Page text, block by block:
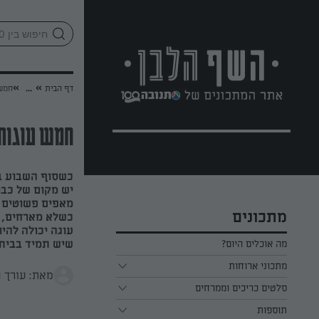
מתכונים
מה אוכלים היום?
מתכוני ארוחות
ארוחת בוקר
ארוחת צהריים
סלטים כריכים וממרחים
כל הסלטים כריכים וממרחים
תוספות
דף הבית »
...
»
חמש
כשסוף השבוע
יש מקום של
מאפים פשוטים
כשלא מארחים,
עוגה יכולה
שיש תמיד
מאת: עורך